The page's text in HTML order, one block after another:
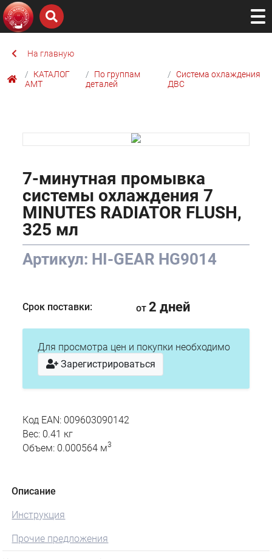
На главную
КАТАЛОГ
AMТ
По группам
деталей
Система охлаждения
ДВС
7-минутная промывка
системы охлаждения 7
MINUTES RADIATOR FLUSH,
325 мл
Артикул: HI-GEAR HG9014
Срок поставки: от 2 дней
Для просмотра цен и покупки необходимо
Зарегистрироваться
Код EAN: 009603090142
Вес: 0.41 кг
Объем: 0.000564 м3
Описание
Инструкция
Прочие предложения